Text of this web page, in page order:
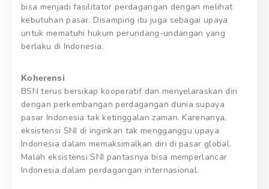
bisa menjadi fasilitator perdagangan dengan melihat
kebutuhan pasar. Disamping itu juga sebagai upaya
untuk mematuhi hukum perundang-undangan yang
berlaku di Indonesia.
Koherensi
BSN terus bersikap kooperatif dan menyelaraskan diri
dengan perkembangan perdagangan dunia supaya
pasar Indonesia tak ketinggalan zaman. Karenanya,
eksistensi SNI di inginkan tak mengganggu upaya
Indonesia dalam memaksimalkan diri di pasar global.
Malah eksistensi SNI pantasnya bisa memperlancar
Indonesia dalam perdagangan internasional.